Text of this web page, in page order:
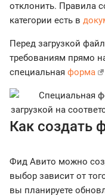
отклонить. Правила
категории есть в
Перед загрузкой
требованиям прямо
специальная форма
Как создать
Фид Авито можно
выбор зависит от
вы планируете